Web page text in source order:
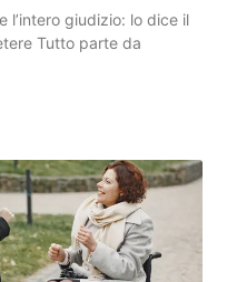
l’intero giudizio: lo dice il
Tutto parte da